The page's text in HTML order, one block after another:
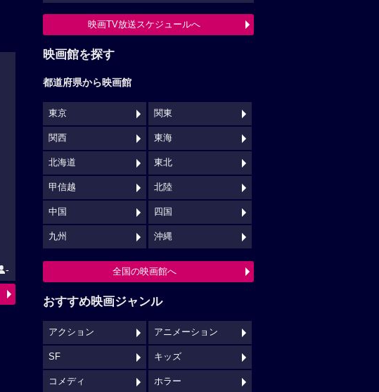
-
映画TV放送スケジュールへ
映画館を探す
都道府県から映画館
東京 関東
関西 東海
北海道 東北
甲信越 北陸
中国 四国
九州 沖縄
全国の映画館へ
おすすめ映画ジャンル
アクション アニメーション
SF キッズ
コメディ ホラー